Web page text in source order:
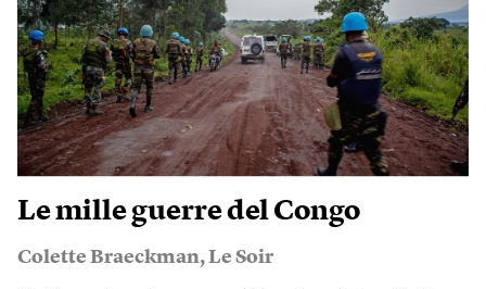
Le mille guerre del Congo
Colette Braeckman,Le Soir